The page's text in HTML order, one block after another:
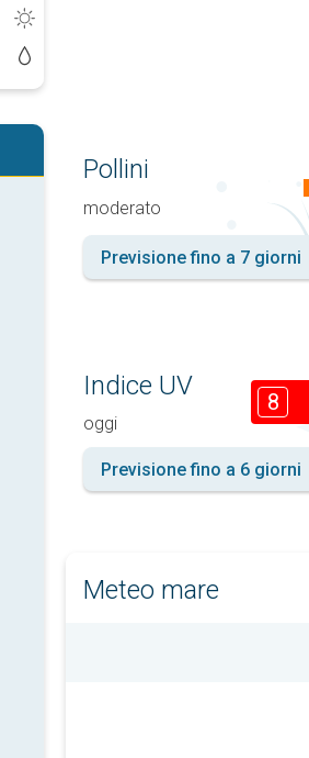
Pollini
moderato
Previsione fino a 7 giorni
Indice UV
oggi
8
Previsione fino a 6 giorni
Meteo mare